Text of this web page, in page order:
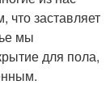
что заставляет
мы
для пола,